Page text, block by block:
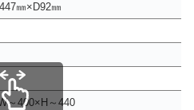
㎜×D92㎜
～400×H～440